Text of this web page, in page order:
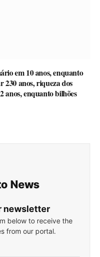
em 10 anos, enquanto
230 anos, riqueza dos
anos, enquanto bilhões
News
newsletter
below to receive the
from our portal.